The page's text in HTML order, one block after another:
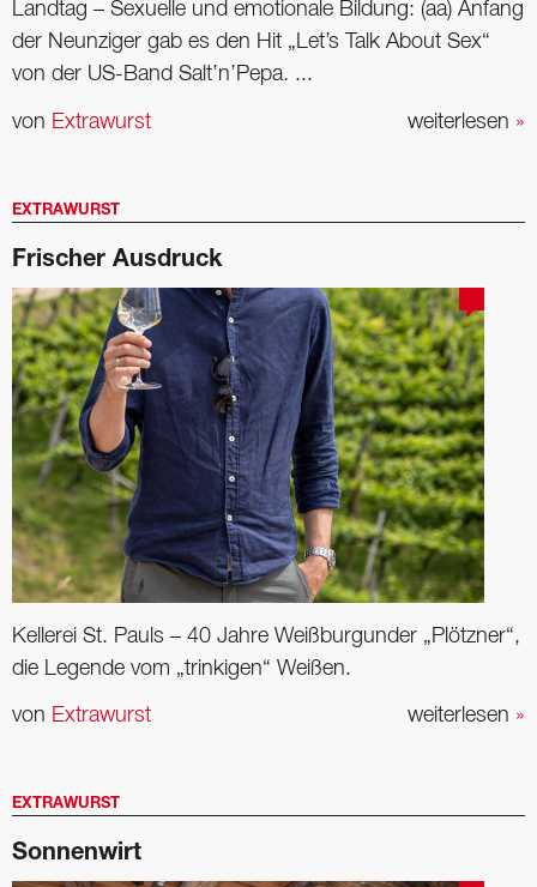
Landtag – Sexuelle und emotionale Bildung: (aa) Anfang
der Neunziger gab es den Hit „Let’s Talk About Sex“
von der US-Band Salt’n’Pepa. ...
weiterlesen »
von Extrawurst
EXTRAWURST
Frischer Ausdruck
Kellerei St. Pauls – 40 Jahre Weißburgunder „Plötzner“,
die Legende vom „trinkigen“ Weißen.
weiterlesen »
von Extrawurst
EXTRAWURST
Sonnenwirt